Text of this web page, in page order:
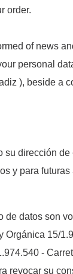
order.
of news
personal
), beside a
dirección
y para
datos son
15/
-
su